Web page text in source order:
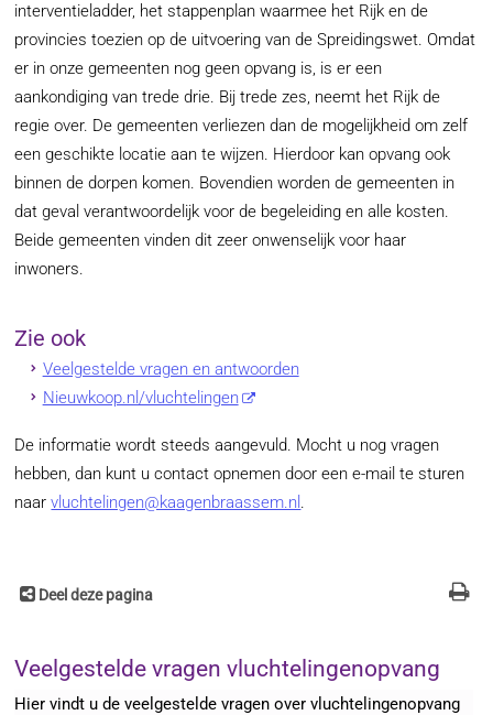
interventieladder, het stappenplan waarmee het Rijk en de
provincies toezien op de uitvoering van de Spreidingswet. Omdat
er in onze gemeenten nog geen opvang is, is er een
aankondiging van trede drie. Bij trede zes, neemt het Rijk de
regie over. De gemeenten verliezen dan de mogelijkheid om zelf
een geschikte locatie aan te wijzen. Hierdoor kan opvang ook
binnen de dorpen komen. Bovendien worden de gemeenten in
dat geval verantwoordelijk voor de begeleiding en alle kosten.
Beide gemeenten vinden dit zeer onwenselijk voor haar
inwoners.
Zie ook
Veelgestelde vragen en antwoorden
Nieuwkoop.nl/vluchtelingen
De informatie wordt steeds aangevuld. Mocht u nog vragen
hebben, dan kunt u contact opnemen door een e-mail te sturen
naarvluchtelingen@kaagenbraassem.nl .
Deel deze pagina
Veelgestelde vragen vluchtelingenopvang
Hier vindt u de veelgestelde vragen over vluchtelingenopvang